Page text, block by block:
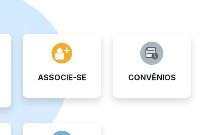
ASSOCIE-SE CONVÊNIOS